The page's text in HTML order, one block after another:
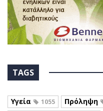
TAGS
Υγεία 1055 Πρόληψη